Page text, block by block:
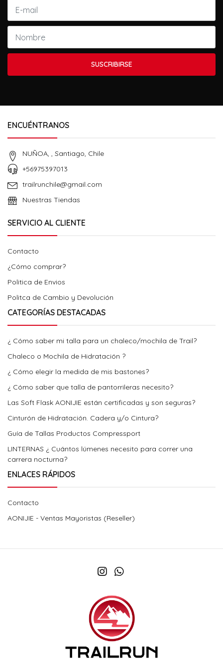
SUSCRIBIRSE
ENCUÉNTRANOS
NUÑOA, , Santiago, Chile
+56975397013
trailrunchile@gmail.com
Nuestras Tiendas
SERVICIO AL CLIENTE
Contacto
¿Cómo comprar?
Politica de Envios
Politca de Cambio y Devolución
CATEGORÍAS DESTACADAS
¿ Cómo saber mi talla para un chaleco/mochila de Trail?
Chaleco o Mochila de Hidratación ?
¿ Cómo elegir la medida de mis bastones?
¿ Cómo saber que talla de pantorrileras necesito?
Las Soft Flask AONIJIE están certificadas y son seguras?
Cinturón de Hidratación. Cadera y/o Cintura?
Guía de Tallas Productos Compressport
LINTERNAS ¿ Cuántos lúmenes necesito para correr una
carrera nocturna?
ENLACES RÁPIDOS
Contacto
AONIJIE - Ventas Mayoristas (Reseller)